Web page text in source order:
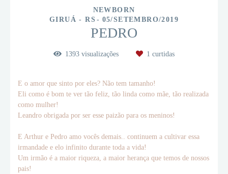
NEWBORN
GIRUÁ - RS
05/SETEMBRO/2019
PEDRO
1393 visualizações 1 curtidas
E o amor que sinto por eles? Não tem tamanho!
Eli como é bom te ver tão feliz, tão linda como mãe, tão realizada
como mulher!
Leandro obrigada por ser esse paizão para os meninos!
E Arthur e Pedro amo vocês demais.. continuem a cultivar essa
irmandade e elo infinito durante toda a vida!
Um irmão é a maior riqueza, a maior herança que temos de nossos
pais!